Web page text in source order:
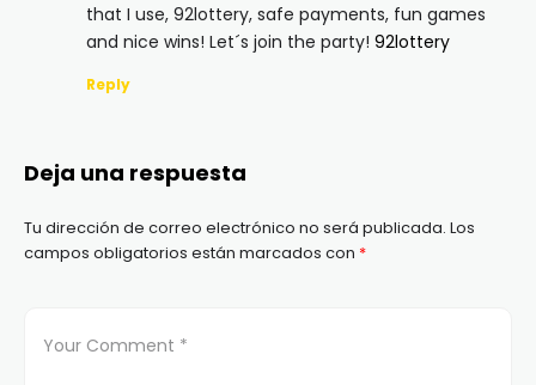
that I use, 92lottery, safe payments, fun games
and nice wins! Let´s join the party! 92lottery
Reply
Deja una respuesta
Tu dirección de correo electrónico no será publicada. Los
campos obligatorios están marcados con *